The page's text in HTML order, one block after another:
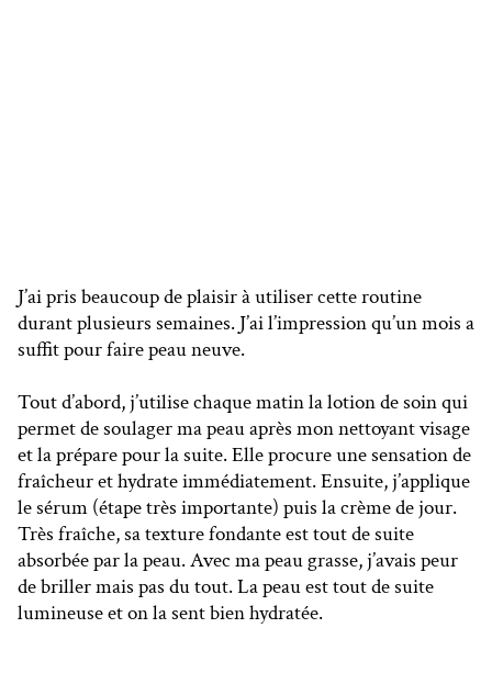
J’ai pris beaucoup de plaisir à utiliser cette routine
durant plusieurs semaines. J’ai l’impression qu’un mois a
suffit pour faire peau neuve.
Tout d’abord, j’utilise chaque matin la lotion de soin qui
permet de soulager ma peau après mon nettoyant visage
et la prépare pour la suite. Elle procure une sensation de
fraîcheur et hydrate immédiatement. Ensuite, j’applique
le sérum (étape très importante) puis la crème de jour.
Très fraîche, sa texture fondante est tout de suite
absorbée par la peau. Avec ma peau grasse, j’avais peur
de briller mais pas du tout. La peau est tout de suite
lumineuse et on la sent bien hydratée.